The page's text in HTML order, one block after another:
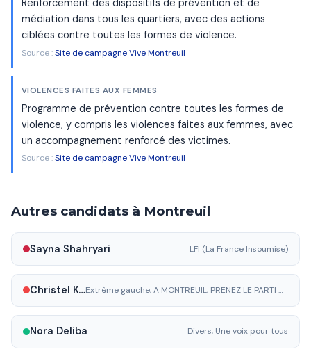
Renforcement des dispositifs de prévention et de
médiation dans tous les quartiers, avec des actions
ciblées contre toutes les formes de violence.
Source :Site de campagne Vive Montreuil
VIOLENCES FAITES AUX FEMMES
Programme de prévention contre toutes les formes de
violence, y compris les violences faites aux femmes, avec
un accompagnement renforcé des victimes.
Source :Site de campagne Vive Montreuil
Autres candidats à Montreuil
Sayna Shahryari LFI (La France Insoumise)
Christel Keiser Extrême gauche, A MONTREUIL, PRENEZ LE PARTI DES TRAVAILLEURS
Nora Deliba Divers, Une voix pour tous